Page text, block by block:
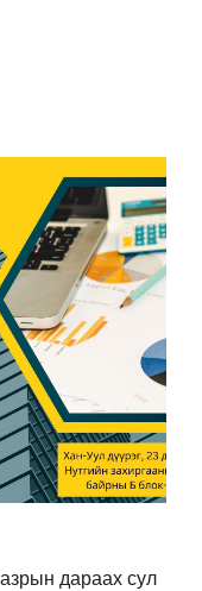
дараах сул